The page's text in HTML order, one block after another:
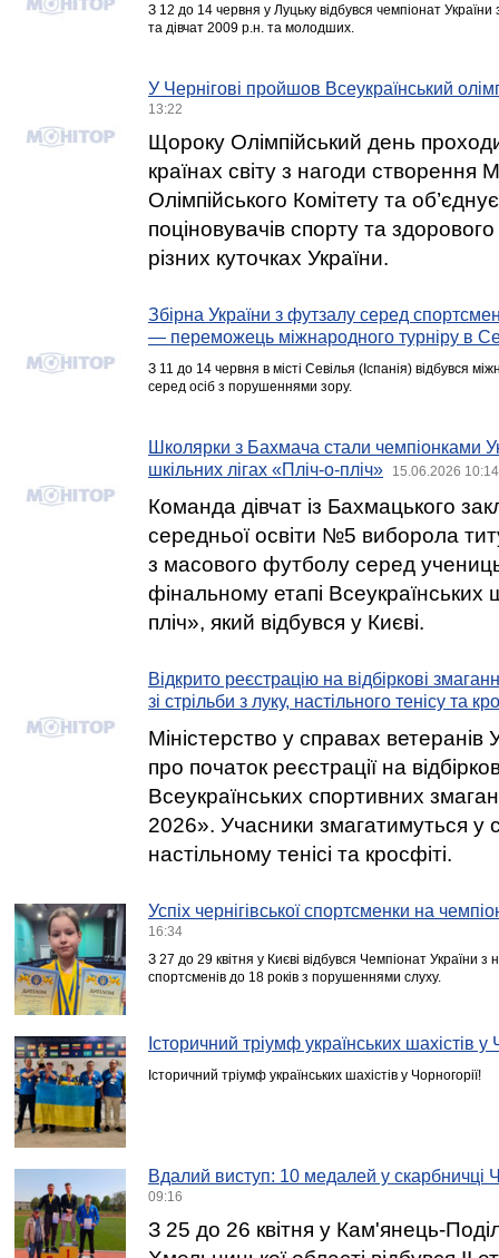
З 12 до 14 червня у Луцьку відбувся чемпіонат України
та дівчат 2009 р.н. та молодших.
У Чернігові пройшов Всеукраїнський
13:22
Щороку Олімпійський день
країнах світу з нагоди створення
Олімпійського Комітету та
поціновувачів спорту та
різних куточках України.
Збірна України з футзалу серед
— переможець міжнародного турніру в
З 11 до 14 червня в місті Севілья (Іспанія) відбувся
серед осіб з порушеннями зору.
Школярки з Бахмача стали чемпіонками
шкільних лігах «Пліч-о-пліч»
15.06.2026 10:14
Команда дівчат із Бахмацького
середньої освіти №5 виборола
з масового футболу серед
фінальному етапі Всеукраїнських
пліч», який відбувся у Києві.
Відкрито реєстрацію на відбіркові
зі стрільби з луку, настільного тенісу та
Міністерство у справах ветеранів
про початок реєстрації на
Всеукраїнських спортивних
2026». Учасники змагатимуться у
настільному тенісі та кросфіті.
Успіх чернігівської спортсменки на
16:34
З 27 до 29 квітня у Києві відбувся Чемпіонат України з
спортсменів до 18 років з порушеннями слуху.
Історичний тріумф українських шахістів у
Історичний тріумф українських шахістів у Чорногорії!
Вдалий виступ: 10 медалей у скарбничці
09:16
З 25 до 26 квітня у Кам'янець-